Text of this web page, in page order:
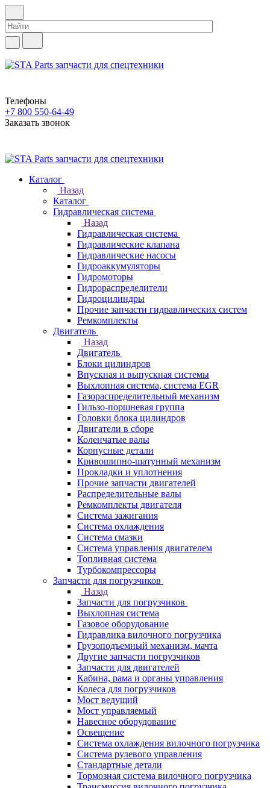
Телефоны
+7 800 550-64-49
Заказать звонок
Каталог
Назад
Каталог
Гидравлическая система
Назад
Гидравлическая система
Гидравлические клапана
Гидравлические насосы
Гидроаккумуляторы
Гидромоторы
Гидрораспределители
Гидроцилиндры
Прочие запчасти гидравлических систем
Ремкомплекты
Двигатель
Назад
Двигатель
Блоки цилиндров
Впускная и выпускная системы
Выхлопная система, система EGR
Газораспределительный механизм
Гильзо-поршневая группа
Головки блока цилиндров
Двигатели в сборе
Коленчатые валы
Корпусные детали
Кривошипно-шатунный механизм
Прокладки и уплотнения
Прочие запчасти двигателей
Распределительные валы
Ремкомплекты двигателя
Система зажигания
Система охлаждения
Система смазки
Система управления двигателем
Топливная система
Турбокомпрессоры
Запчасти для погрузчиков
Назад
Запчасти для погрузчиков
Выхлопная система
Газовое оборудование
Гидравлика вилочного погрузчика
Грузоподъемный механизм, мачта
Другие запчасти погрузчиков
Запчасти для двигателей
Кабина, рама и органы управления
Колеса для погрузчиков
Мост ведущий
Мост управляемый
Навесное оборудование
Освещение
Система охлаждения вилочного погрузчика
Система рулевого управления
Стандартные детали
Тормозная система вилочного погрузчика